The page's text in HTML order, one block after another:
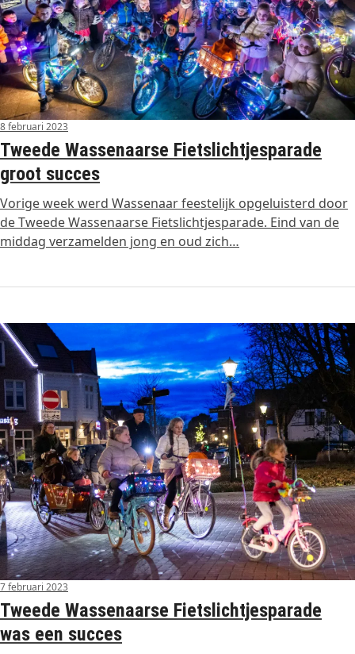
8 februari 2023
Tweede Wassenaarse Fietslichtjesparade
groot succes
Vorige week werd Wassenaar feestelijk opgeluisterd door
de Tweede Wassenaarse Fietslichtjesparade. Eind van de
middag verzamelden jong en oud zich…
7 februari 2023
Tweede Wassenaarse Fietslichtjesparade
was een succes